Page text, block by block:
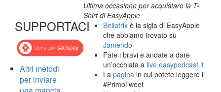
SUPPORTACI
Altri metodi
per inviare
Ultima occasione per acquistare la T-
Shirt di EasyApple
Bellatrix è la sigla di EasyApple
che abbiamo trovato su
Jamendo
Fate i bravi e andate a dare
un’occhiata a live.easypodcast.it
Lapagina in cui potete leggere il
#PrimoTweet